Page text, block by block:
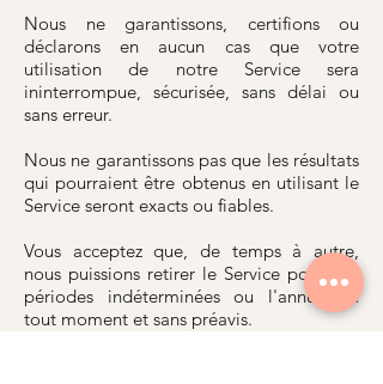
Nous ne garantissons, certifions ou
déclarons en aucun cas que votre
utilisation de notre Service sera
ininterrompue, sécurisée, sans délai ou
sans erreur.
Nous ne garantissons pas que les résultats
qui pourraient être obtenus en utilisant le
Service seront exacts ou fiables.
Vous acceptez que, de temps à autre,
nous puissions retirer le Service pour des
périodes indéterminées ou l'annuler à
tout moment et sans préavis.